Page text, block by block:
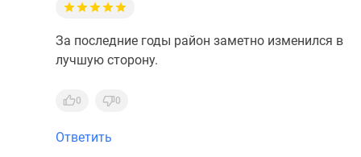
За последние годы район заметно изменился в
лучшую сторону.
0 0
Ответить